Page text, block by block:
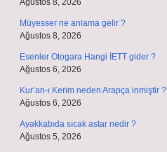
Ağustos 8, 2026
Müyesser ne anlama gelir ?
Ağustos 8, 2026
Esenler Otogara Hangi İETT gider ?
Ağustos 6, 2026
Kur’an-ı Kerim neden Arapça inmiştir ?
Ağustos 6, 2026
Ayakkabıda sıcak astar nedir ?
Ağustos 5, 2026